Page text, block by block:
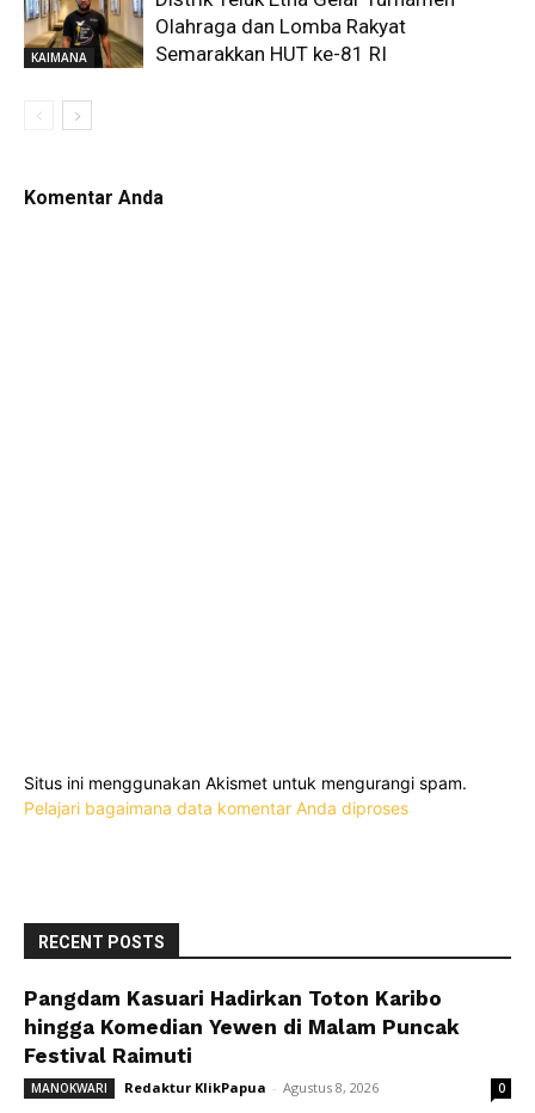
KAIMANA
Olahraga dan Lomba Rakyat
Semarakkan HUT ke-81 RI
Komentar Anda
Situs ini menggunakan Akismet untuk mengurangi spam.
Pelajari bagaimana data komentar Anda diproses
RECENT POSTS
Pangdam Kasuari Hadirkan Toton Karibo
hingga Komedian Yewen di Malam Puncak
Festival Raimuti
MANOKWARI Redaktur KlikPapua - Agustus 8, 2026 0